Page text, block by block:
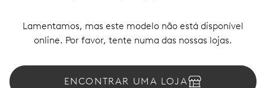
Lamentamos, mas este modelo não está disponível
online. Por favor, tente numa das nossas lojas.
ENCONTRAR UMA LOJA